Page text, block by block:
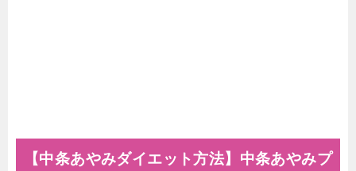
【中条あやみダイエット方法】中条あやみプ